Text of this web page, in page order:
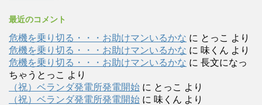
最近のコメント
危機を乗り切る・・・お助けマンいるかな に とっこ より
危機を乗り切る・・・お助けマンいるかな に 味くん より
危機を乗り切る・・・お助けマンいるかな に 長文になっ
ちゃうとっこ より
（祝）ベランダ発電所発電開始 に とっこ より
（祝）ベランダ発電所発電開始 に 味くん より